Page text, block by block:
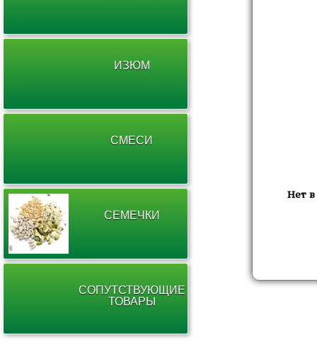
Нет
ИЗЮМ
СМЕСИ
СЕМЕЧКИ
СОПУТСТВУЮЩИЕ
ТОВАРЫ